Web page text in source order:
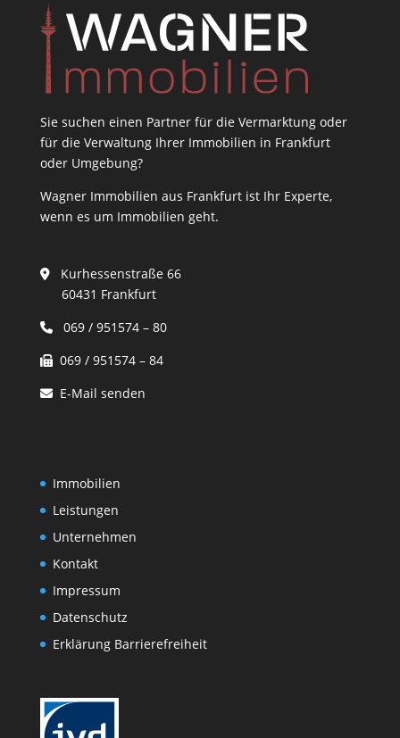
Sie suchen einen Partner für die Vermarktung oder
für die Verwaltung Ihrer Immobilien in Frankfurt
oder Umgebung?
Wagner Immobilien aus Frankfurt ist Ihr Experte,
wenn es um Immobilien geht.
Kurhessenstraße 66
60431 Frankfurt
069 / 951574 – 80
069 / 951574 – 84
E-Mail senden
Immobilien
Leistungen
Unternehmen
Kontakt
Impressum
Datenschutz
Erklärung Barrierefreiheit